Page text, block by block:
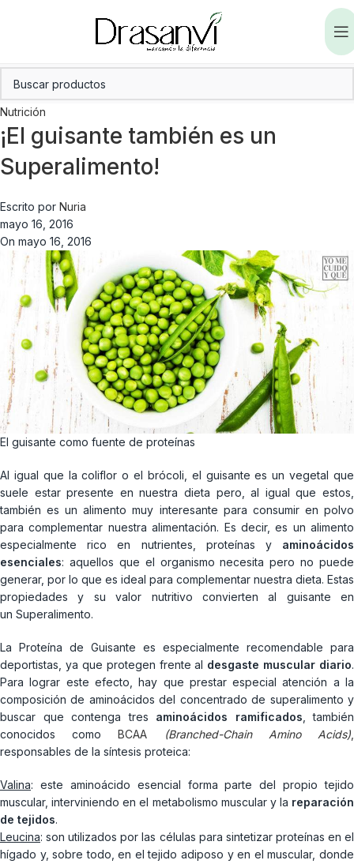
Nutrición
¡El guisante también es un
Superalimento!
Escrito por Nuria
mayo 16, 2016
On mayo 16, 2016
El guisante como fuente de proteínas
Al igual que la coliflor o el brócoli, el guisante es un vegetal que
suele estar presente en nuestra dieta pero, al igual que estos,
también es un alimento muy interesante para consumir en polvo
para complementar nuestra alimentación. Es decir, es un alimento
especialmente rico en nutrientes, proteínas y aminoácidos
esenciales: aquellos que el organismo necesita pero no puede
generar, por lo que es ideal para complementar nuestra dieta. Estas
propiedades y su valor nutritivo convierten al guisante en
un Superalimento.
La Proteína de Guisante es especialmente recomendable para
deportistas, ya que protegen frente al desgaste muscular diario.
Para lograr este efecto, hay que prestar especial atención a la
composición de aminoácidos del concentrado de superalimento y
buscar que contenga tres aminoácidos ramificados , también
conocidos comoBCAA (Branched-Chain Amino Acids)
responsables de la síntesis proteica:
Valina: este aminoácido esencial forma parte del propio tejido
muscular, interviniendo en el metabolismo muscular y la reparación
de tejidos.
Leucina: son utilizados por las células para sintetizar proteínas en el
hígado y, sobre todo, en el tejido adiposo y en el muscular, donde